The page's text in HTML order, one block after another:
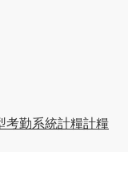
考勤系統計糧計糧